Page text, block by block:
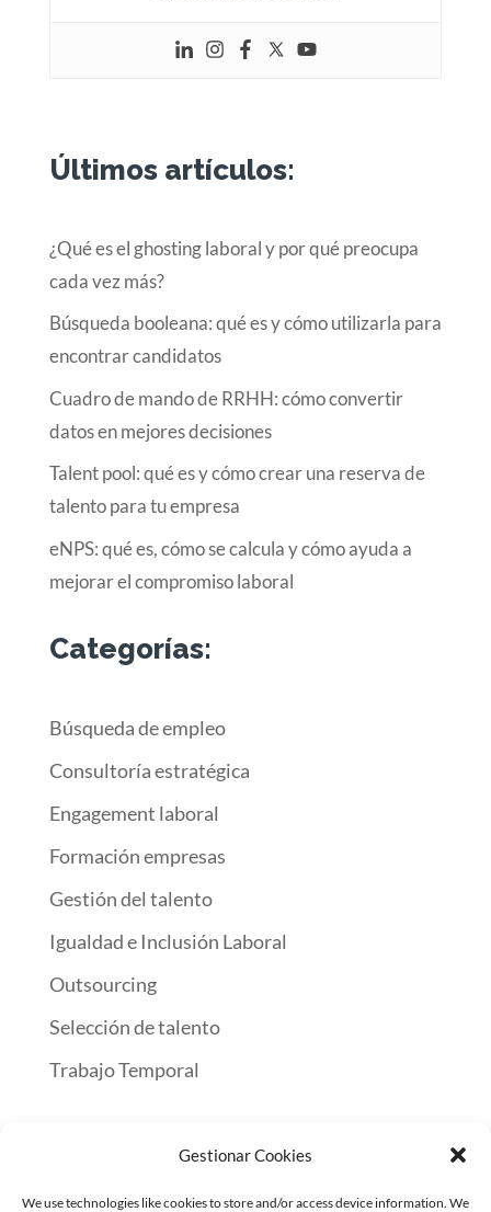
Gestionar Cookies
We use technologies like cookies to store and/or access device information. We
Últimos artículos:
¿Qué es el ghosting laboral y por qué preocupa
cada vez más?
Búsqueda booleana: qué es y cómo utilizarla para
encontrar candidatos
Cuadro de mando de RRHH: cómo convertir
datos en mejores decisiones
Talent pool: qué es y cómo crear una reserva de
talento para tu empresa
eNPS: qué es, cómo se calcula y cómo ayuda a
mejorar el compromiso laboral
Categorías:
Búsqueda de empleo
Consultoría estratégica
Engagement laboral
Formación empresas
Gestión del talento
Igualdad e Inclusión Laboral
Outsourcing
Selección de talento
Trabajo Temporal